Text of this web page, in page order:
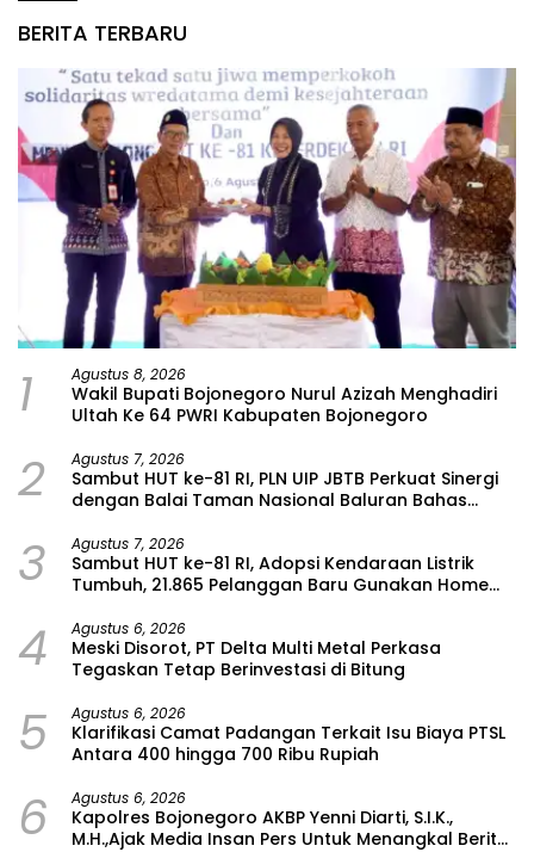
BERITA TERBARU
1 Agustus 8, 2026
Wakil Bupati Bojonegoro Nurul Azizah Menghadiri
Ultah Ke 64 PWRI Kabupaten Bojonegoro
2 Agustus 7, 2026
Sambut HUT ke-81 RI, PLN UIP JBTB Perkuat Sinergi
dengan Balai Taman Nasional Baluran Bahas
Watudodol/Kalipuro
3 Agustus 7, 2026
Sambut HUT ke-81 RI, Adopsi Kendaraan Listrik
Tumbuh, 21.865 Pelanggan Baru Gunakan Home
4 Agustus 6, 2026
Meski Disorot, PT Delta Multi Metal Perkasa
Tegaskan Tetap Berinvestasi di Bitung
5 Agustus 6, 2026
Klarifikasi Camat Padangan Terkait Isu Biaya PTSL
Antara 400 hingga 700 Ribu Rupiah
6 Agustus 6, 2026
Kapolres Bojonegoro AKBP Yenni Diarti, S.I.K.,
M.H.,Ajak Media Insan Pers Untuk Menangkal Berita